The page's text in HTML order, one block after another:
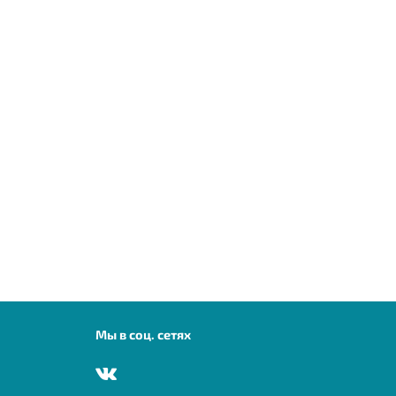
Мы в соц. сетях